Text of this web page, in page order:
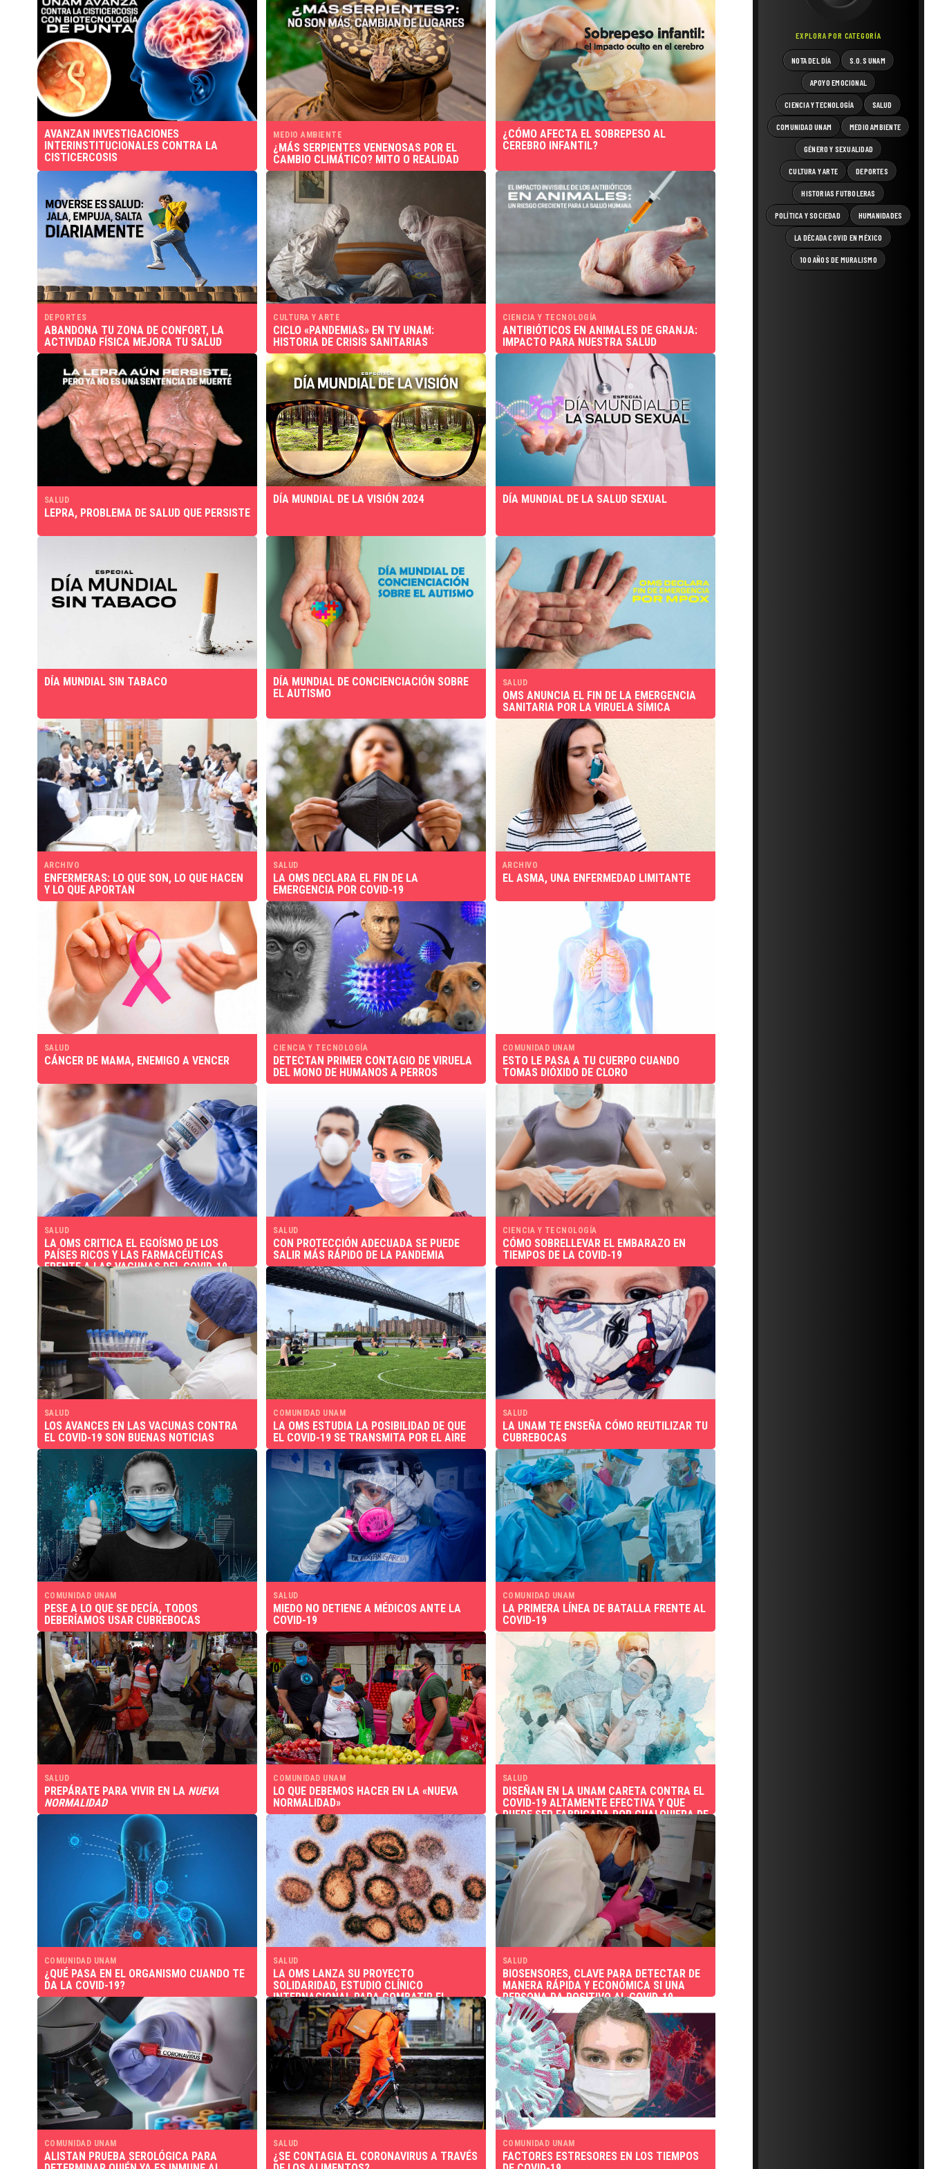
EXPLORA POR CATEGORÍA
NOTA DEL DÍA S.O.S UNAM
APOYO EMOCIONAL
CIENCIA Y TECNOLOGÍA SALUD
COMUNIDAD UNAM MEDIO AMBIENTE
GÉNERO Y SEXUALIDAD
CULTURA Y ARTE DEPORTES
HISTORIAS FUTBOLERAS
POLÍTICA Y SOCIEDAD HUMANIDADES
LA DÉCADA COVID EN MÉXICO
100 AÑOS DE MURALISMO
AVANZAN INVESTIGACIONES
INTERINSTITUCIONALES CONTRA LA
CISTICERCOSIS
MEDIO AMBIENTE
¿MÁS SERPIENTES VENENOSAS POR EL
CAMBIO CLIMÁTICO? MITO O REALIDAD
¿CÓMO AFECTA EL SOBREPESO AL
CEREBRO INFANTIL?
DEPORTES
ABANDONA TU ZONA DE CONFORT, LA
ACTIVIDAD FÍSICA MEJORA TU SALUD
CULTURA Y ARTE
CICLO «PANDEMIAS» EN TV UNAM:
HISTORIA DE CRISIS SANITARIAS
CIENCIA Y TECNOLOGÍA
ANTIBIÓTICOS EN ANIMALES DE GRANJA:
IMPACTO PARA NUESTRA SALUD
SALUD
LEPRA, PROBLEMA DE SALUD QUE PERSISTE
DÍA MUNDIAL DE LA VISIÓN 2024 DÍA MUNDIAL DE LA SALUD SEXUAL
DÍA MUNDIAL SIN TABACO
DÍA MUNDIAL DE CONCIENCIACIÓN SOBRE
EL AUTISMO
SALUD
OMS ANUNCIA EL FIN DE LA EMERGENCIA
SANITARIA POR LA VIRUELA SÍMICA
ARCHIVO
ENFERMERAS: LO QUE SON, LO QUE HACEN
Y LO QUE APORTAN
SALUD
LA OMS DECLARA EL FIN DE LA
EMERGENCIA POR COVID-19
ARCHIVO
EL ASMA, UNA ENFERMEDAD LIMITANTE
SALUD
CÁNCER DE MAMA, ENEMIGO A VENCER
CIENCIA Y TECNOLOGÍA
DETECTAN PRIMER CONTAGIO DE VIRUELA
DEL MONO DE HUMANOS A PERROS
COMUNIDAD UNAM
ESTO LE PASA A TU CUERPO CUANDO
TOMAS DIÓXIDO DE CLORO
SALUD
LA OMS CRITICA EL EGOÍSMO DE LOS
PAÍSES RICOS Y LAS FARMACÉUTICAS
FRENTE A LAS VACUNAS DEL COVID-19
SALUD
CON PROTECCIÓN ADECUADA SE PUEDE
SALIR MÁS RÁPIDO DE LA PANDEMIA
CIENCIA Y TECNOLOGÍA
CÓMO SOBRELLEVAR EL EMBARAZO EN
TIEMPOS DE LA COVID-19
SALUD
LOS AVANCES EN LAS VACUNAS CONTRA
EL COVID-19 SON BUENAS NOTICIAS
COMUNIDAD UNAM
LA OMS ESTUDIA LA POSIBILIDAD DE QUE
EL COVID-19 SE TRANSMITA POR EL AIRE
SALUD
LA UNAM TE ENSEÑA CÓMO REUTILIZAR TU
CUBREBOCAS
COMUNIDAD UNAM
PESE A LO QUE SE DECÍA, TODOS
DEBERÍAMOS USAR CUBREBOCAS
SALUD
MIEDO NO DETIENE A MÉDICOS ANTE LA
COVID-19
COMUNIDAD UNAM
LA PRIMERA LÍNEA DE BATALLA FRENTE AL
COVID-19
SALUD
PREPÁRATE PARA VIVIR EN LA NUEVA
NORMALIDAD
COMUNIDAD UNAM
LO QUE DEBEMOS HACER EN LA «NUEVA
NORMALIDAD»
SALUD
DISEÑAN EN LA UNAM CARETA CONTRA EL
COVID-19 ALTAMENTE EFECTIVA Y QUE
PUEDE SER FABRICADA POR CUALQUIERA DE
NOSOTROS
COMUNIDAD UNAM
¿QUÉ PASA EN EL ORGANISMO CUANDO TE
DA LA COVID-19?
SALUD
LA OMS LANZA SU PROYECTO
SOLIDARIDAD, ESTUDIO CLÍNICO
INTERNACIONAL PARA COMBATIR EL
COVID-19
SALUD
BIOSENSORES, CLAVE PARA DETECTAR DE
MANERA RÁPIDA Y ECONÓMICA SI UNA
PERSONA DA POSITIVO AL COVID-19
COMUNIDAD UNAM
ALISTAN PRUEBA SEROLÓGICA PARA
SALUD
¿SE CONTAGIA EL CORONAVIRUS A TRAVÉS
COMUNIDAD UNAM
FACTORES ESTRESORES EN LOS TIEMPOS